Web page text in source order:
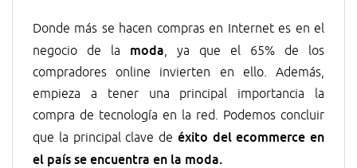
Donde más se hacen compras en Internet es en el
negocio de la moda, ya que el 65% de los
compradores online invierten en ello. Además,
empieza a tener una principal importancia la
compra de tecnología en la red. Podemos concluir
que la principal clave de éxito del ecommerce en
el país se encuentra en la moda.